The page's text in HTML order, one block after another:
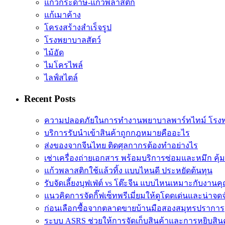
แก้วกระดาษ-แก้วพลาสติก
แก้เมาค้าง
โครงสร้างสำเร็จรูป
โรงพยาบาลสัตว์
ไม้อัด
ไมโครไพล์
ไลฟ์สไตล์
Recent Posts
ความปลอดภัยในการทำงานพยาบาลพาร์ทไทม์ โรง
บริการรับนำเข้าสินค้าถูกกฎหมายคืออะไร
ส่งของจากจีนไทย ติดศุลกากรต้องทำอย่างไร
เช่าเครื่องถ่ายเอกสาร พร้อมบริการซ่อมและหมึก คุ้
แก้วพลาสติกใช้แล้วทิ้ง แบบไหนดี ประหยัดต้นทุน
รับจัดเลี้ยงบุฟเฟ่ต์ vs โต๊ะจีน แบบไหนเหมาะกับงาน
แนวคิดการจัดกิ๊ฟเซ็ทพรีเมี่ยมให้ดูโดดเด่นและน่าจด
ก่อนเลือกซื้อจากตลาดขายบ้านมือสองสมุทรปราการ
ระบบ ASRS ช่วยให้การจัดเก็บสินค้าและการหยิบสิน